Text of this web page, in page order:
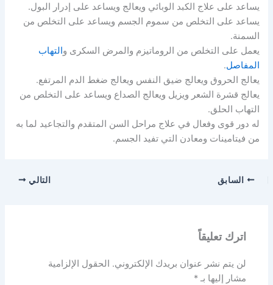
يساعد على علاج الكبد الوبائي ويعالج ويساعد على إدرار البول.
يساعد على التخلص من سموم الجسم ويساعد على التخلص من
السمنة.
يعمل على التخلص من الروماتيزم والمرض السكرى والتهاب
المفاصل.
يعالج الحروق ويعالج ضيق النفس ويعالج ضغط الدم المرتفع.
يعالج قشرة الشعر ويزيل ويعالج الصداع ويساعد على التخلص من
التهاب الحلق.
له دور قوى وفعال في علاج مراحل السن المتقدم والتجاعيد لما به
من فيتامينات ومعادن التي تفيد الجسم.
السابق التالي
اترك تعليقاً
لن يتم نشر عنوان بريدك الإلكتروني.
الحقول الإلزامية
مشار إليها بـ*